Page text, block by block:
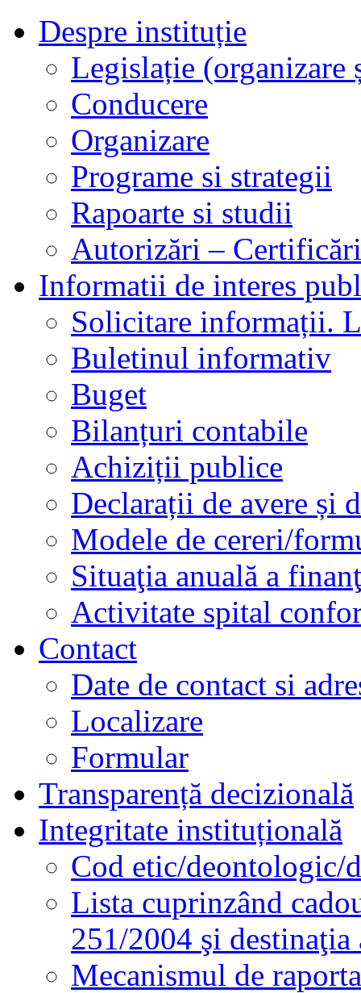
Despre instituție
Legislație
Conducere
Organizare
Programe si strategii
Rapoarte si studii
Autorizări –
Informatii de interes
Solicitare informații.
Buletinul informativ
Buget
Bilanțuri contabile
Achiziții publice
Declarații de avere și
Modele de cereri/
Situaţia anuală a
Activitate spital
Contact
Date de contact si
Localizare
Formular
Transparență decizională
Integritate instituțională
Cod etic/deontologic/
Lista cuprinzând
251/2004 şi destinaţia
Mecanismul de